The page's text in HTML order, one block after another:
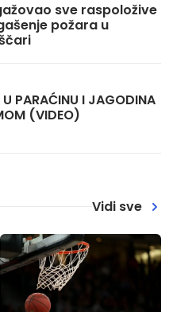
sve raspoložive
požara u
PARAĆINU I JAGODINA
(VIDEO)
Vidi sve